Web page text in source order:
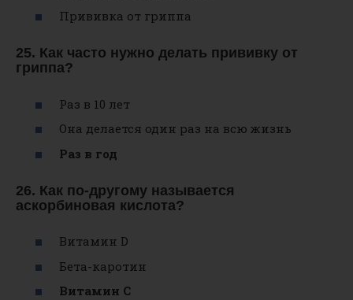
Прививка от гриппа
25. Как часто нужно делать прививку от
гриппа?
Раз в 10 лет
Она делается один раз на всю жизнь
Раз в год
26. Как по-другому называется
аскорбиновая кислота?
Витамин D
Бета-каротин
Витамин С